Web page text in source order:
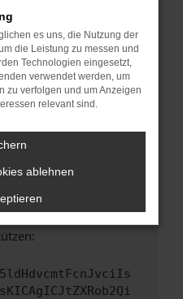
Browser und dein
neuesten Stand
nicht nur ein
kann auch dazu
Funktionen nicht mehr
Schritte versucht
Wir werden
zu beheben. Du kannst
um uns bei der
es uns, die Nutzung der
die Leistung zu messen und
Technologien eingesetzt,
verwendet werden, um
zu verfolgen und um Anzeigen
relevant sind.
ablehnen